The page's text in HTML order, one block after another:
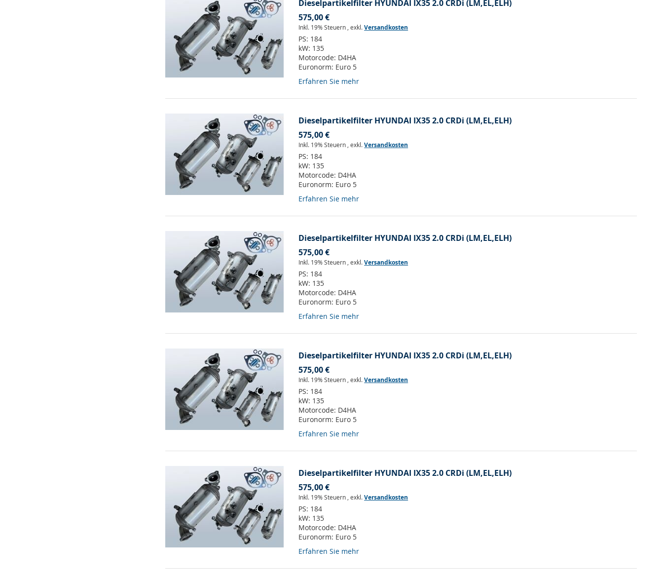
Dieselpartikelfilter HYUNDAI IX35 2.0 CRDi (LM,EL,ELH)
575,00 €
Inkl. 19% Steuern ,exkl.Versandkosten
PS: 184
kW: 135
Motorcode: D4HA
Euronorm: Euro 5
Erfahren Sie mehr
Dieselpartikelfilter HYUNDAI IX35 2.0 CRDi (LM,EL,ELH)
575,00 €
Inkl. 19% Steuern ,exkl.Versandkosten
PS: 184
kW: 135
Motorcode: D4HA
Euronorm: Euro 5
Erfahren Sie mehr
Dieselpartikelfilter HYUNDAI IX35 2.0 CRDi (LM,EL,ELH)
575,00 €
Inkl. 19% Steuern ,exkl.Versandkosten
PS: 184
kW: 135
Motorcode: D4HA
Euronorm: Euro 5
Erfahren Sie mehr
Dieselpartikelfilter HYUNDAI IX35 2.0 CRDi (LM,EL,ELH)
575,00 €
Inkl. 19% Steuern ,exkl.Versandkosten
PS: 184
kW: 135
Motorcode: D4HA
Euronorm: Euro 5
Erfahren Sie mehr
Dieselpartikelfilter HYUNDAI IX35 2.0 CRDi (LM,EL,ELH)
575,00 €
Inkl. 19% Steuern ,exkl.Versandkosten
PS: 184
kW: 135
Motorcode: D4HA
Euronorm: Euro 5
Erfahren Sie mehr